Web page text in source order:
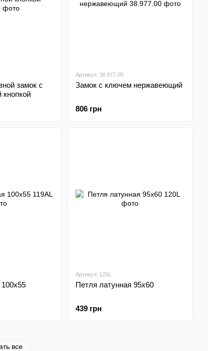
замок с
кнопкой
Артикул: 38.977.00
Замок с ключем нержавеющий
806 грн
Артикул: 120L
Петля латунная 95х60
439 грн
все